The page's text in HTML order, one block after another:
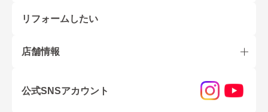
リフォームしたい
店舗情報
公式SNSアカウント